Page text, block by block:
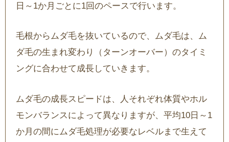
日～1か月ごとに1回のペースで行います。
毛根からムダ毛を抜いているので、ムダ毛は、ム
ダ毛の生まれ変わり（ターンオーバー）のタイミ
ングに合わせて成長していきます。
ムダ毛の成長スピードは、人それぞれ体質やホル
モンバランスによって異なりますが、平均10日～1
か月の間にムダ毛処理が必要なレベルまで生えて